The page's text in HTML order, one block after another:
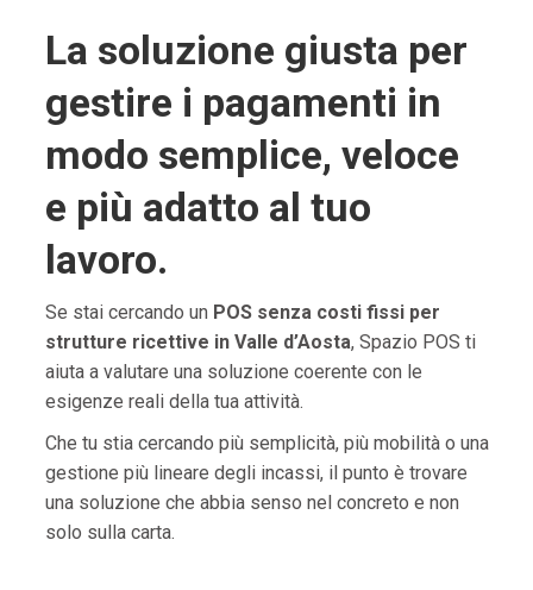
La soluzione giusta per
gestire i pagamenti in
modo semplice, veloce
e più adatto al tuo
lavoro.
Se stai cercando un POS senza costi fissi per
strutture ricettive in Valle d’Aosta, Spazio POS ti
aiuta a valutare una soluzione coerente con le
esigenze reali della tua attività.
Che tu stia cercando più semplicità, più mobilità o una
gestione più lineare degli incassi, il punto è trovare
una soluzione che abbia senso nel concreto e non
solo sulla carta.